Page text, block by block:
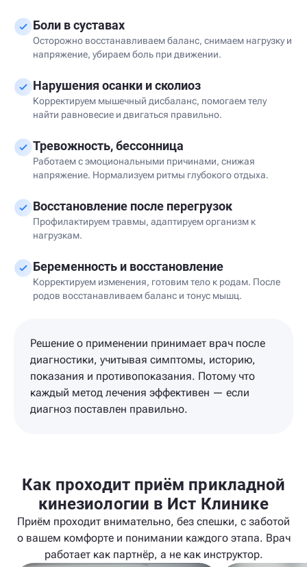
Боли в суставах
Осторожно восстанавливаем баланс, снимаем нагрузку и
напряжение, убираем боль при движении.
Нарушения осанки и сколиоз
Корректируем мышечный дисбаланс, помогаем телу
найти равновесие и двигаться правильно.
Тревожность, бессонница
Работаем с эмоциональными причинами, снижая
напряжение. Нормализуем ритмы глубокого отдыха.
Восстановление после перегрузок
Профилактируем травмы, адаптируем организм к
нагрузкам.
Беременность и восстановление
Корректируем изменения, готовим тело к родам. После
родов восстанавливаем баланс и тонус мышц.
Решение о применении принимает врач после
диагностики, учитывая симптомы, историю,
показания и противопоказания. Потому что
каждый метод лечения эффективен — если
диагноз поставлен правильно.
Как проходит приём прикладной
кинезиологии в Ист Клинике
Приём проходит внимательно, без спешки, с заботой
о вашем комфорте и понимании каждого этапа. Врач
работает как партнёр, а не как инструктор.